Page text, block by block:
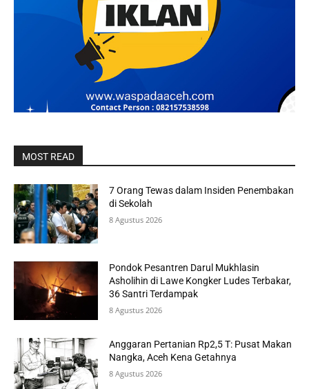
MOST READ
7 Orang Tewas dalam Insiden Penembakan
di Sekolah
8 Agustus 2026
Pondok Pesantren Darul Mukhlasin
Asholihin di Lawe Kongker Ludes Terbakar,
36 Santri Terdampak
8 Agustus 2026
Anggaran Pertanian Rp2,5 T: Pusat Makan
Nangka, Aceh Kena Getahnya
8 Agustus 2026